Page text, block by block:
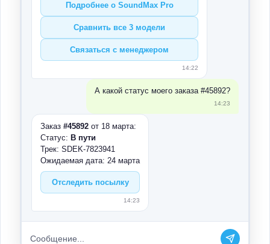
Подробнее о SoundMax Pro
Сравнить все 3 модели
Связаться с менеджером
14:22
А какой статус моего заказа #45892?
14:23
Заказ #45892 от 18 марта:
Статус: В пути
Трек: SDEK-7823941
Ожидаемая дата: 24 марта
Отследить посылку
14:23
Сообщение...